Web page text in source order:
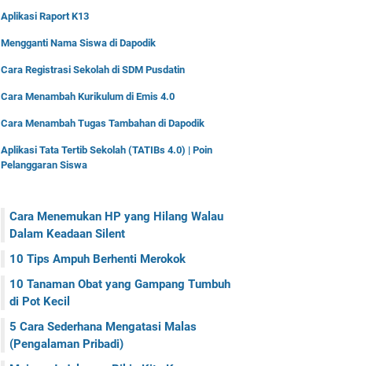
Aplikasi Raport K13
Mengganti Nama Siswa di Dapodik
Cara Registrasi Sekolah di SDM Pusdatin
Cara Menambah Kurikulum di Emis 4.0
Cara Menambah Tugas Tambahan di Dapodik
Aplikasi Tata Tertib Sekolah (TATIBs 4.0) | Poin
Pelanggaran Siswa
Cara Menemukan HP yang Hilang Walau
Dalam Keadaan Silent
10 Tips Ampuh Berhenti Merokok
10 Tanaman Obat yang Gampang Tumbuh
di Pot Kecil
5 Cara Sederhana Mengatasi Malas
(Pengalaman Pribadi)